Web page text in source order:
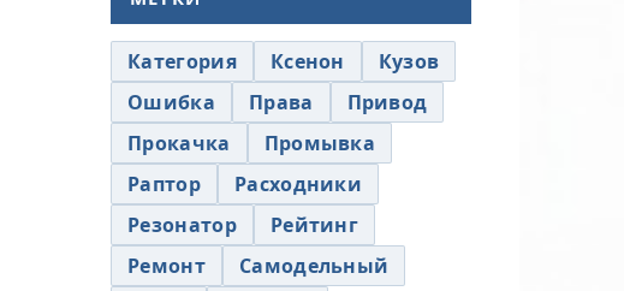
Категория Ксенон
Кузов
Ошибка
Права
Привод
Прокачка
Промывка
Раптор
Расходники
Резонатор
Рейтинг
Ремонт
Самодельный